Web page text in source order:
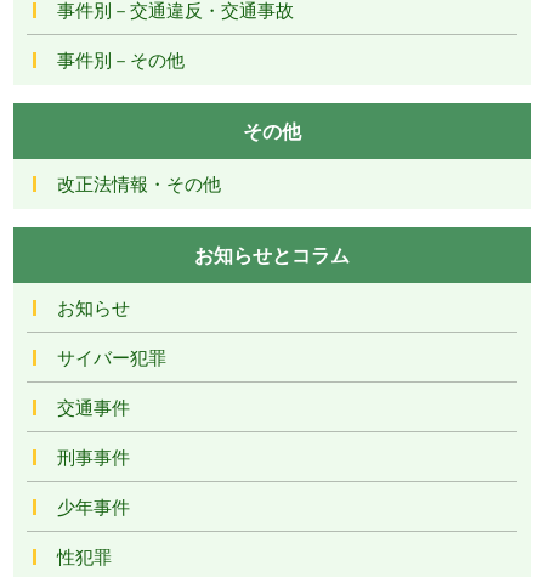
事件別－交通違反・交通事故
事件別－その他
その他
改正法情報・その他
お知らせとコラム
お知らせ
サイバー犯罪
交通事件
刑事事件
少年事件
性犯罪